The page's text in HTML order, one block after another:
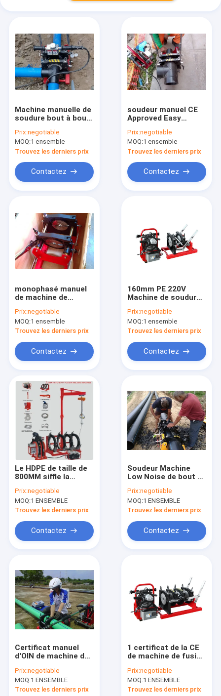
Produits
Au sujet de nous
Visite d'usine
Contrôle de qualité
Blog
Demandez une citation
Machine manuelle de soudure par fusion de bout
Machine hydraulique de soudure par fusion de bout
Machine de soudure par fusion de bout de HDPE
Machine de soudure de Geomembrane
Extrudeuse en plastique tenue dans la main
Machine manuelle de
soudure bout à bout
polyéthylène 44KG
220V
Prix:negotiable
MOQ:1 ensemble
Trouvez les derniers prix
Contactez
soudeur manuel CE
Approved Easy
de HDPE de 110V
60HZ
Prix:negotiable
MOQ:1 ensemble
Trouvez les derniers prix
Contactez
monophasé manuel
de machine de
brides de 110MM
deux sensible
Prix:negotiable
MOQ:1 ensemble
Trouvez les derniers prix
Contactez
160mm PE 220V
Machine de soudure
bout manuelle très
précise
Prix:negotiable
MOQ:1 ensemble
Trouvez les derniers prix
Contactez
Le HDPE de taille de
800MM siffle la
380V de soudure par
fusion de bout
Prix:negotiable
MOQ:1 ENSEMBLE
Trouvez les derniers prix
Contactez
Soudeur Machine
Low Noise de bout de
polyéthylène de 2
pouces
Prix:negotiable
MOQ:1 ENSEMBLE
Trouvez les derniers prix
Contactez
Certificat manuel
d'OIN de machine de
de bout de tuyau en
plastique de PVDF
Prix:negotiable
MOQ:1 ENSEMBLE
Trouvez les derniers prix
1 certificat de la CE
de machine de fusion
la phase 220V
Prix:negotiable
MOQ:1 ENSEMBLE
Trouvez les derniers prix